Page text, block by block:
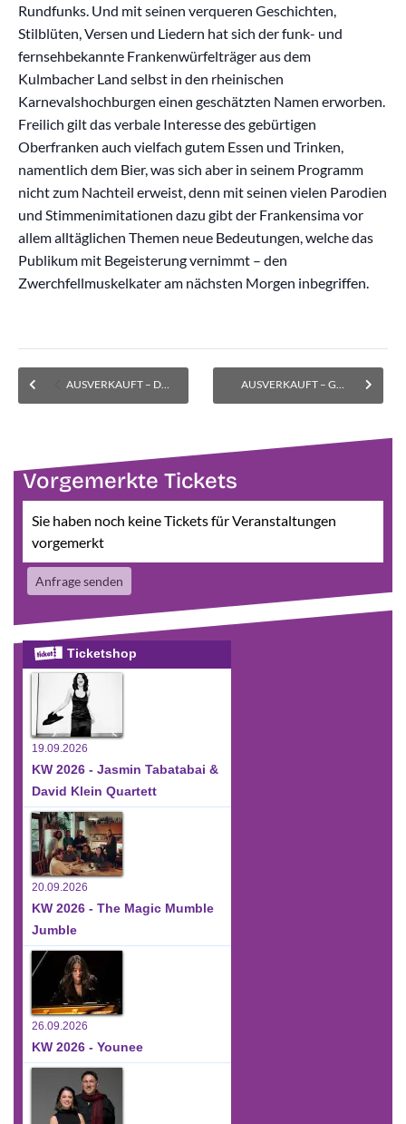
Rundfunks. Und mit seinen verqueren Geschichten,
Stilblüten, Versen und Liedern hat sich der funk- und
fernsehbekannte Frankenwürfelträger aus dem
Kulmbacher Land selbst in den rheinischen
Karnevalshochburgen einen geschätzten Namen erworben.
Freilich gilt das verbale Interesse des gebürtigen
Oberfranken auch vielfach gutem Essen und Trinken,
namentlich dem Bier, was sich aber in seinem Programm
nicht zum Nachteil erweist, denn mit seinen vielen Parodien
und Stimmenimitationen dazu gibt der Frankensima vor
allem alltäglichen Themen neue Bedeutungen, welche das
Publikum mit Begeisterung vernimmt – den
Zwerchfellmuskelkater am nächsten Morgen inbegriffen.
AUSVERKAUFT – Delta Moon – Veranstaltung wurde in den Bürgersaal verlegt! AUSVERKAUFT – Giora Feidman & Rastrelli Cello Quartett
Vorgemerkte Tickets
Sie haben noch keine Tickets für Veranstaltungen
vorgemerkt
Anfrage senden
Ticketshop
19.09.2026
KW 2026 - Jasmin Tabatabai &
David Klein Quartett
20.09.2026
KW 2026 - The Magic Mumble
Jumble
26.09.2026
KW 2026 - Younee